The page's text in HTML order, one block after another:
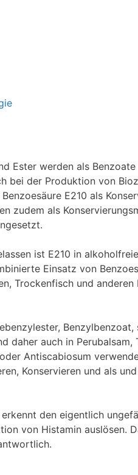
Ester werden als Benzoate
bei der Produktion von
E210 als
zudem als
ist E210 in
Einsatz von
Trockenfisch und anderen
daher auch in Perubalsam,
Antiscabiosum
Konservieren und als
den eigentlich
von Histamin auslösen.